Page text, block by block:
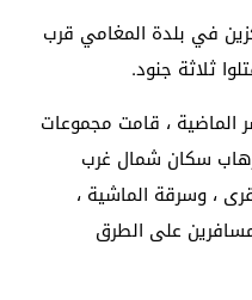
في بلدة المغامي قرب
ثلاثة جنود.
الماضية ، قامت مجموعات
سكان شمال غرب
، وسرقة الماشية ،
على الطرق